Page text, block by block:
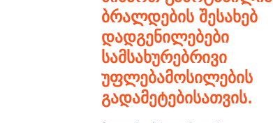
ბრალდების შესახებ
დადგენილებები
სამსახურებრივი
უფლებამოსილების
გადამეტებისათვის.